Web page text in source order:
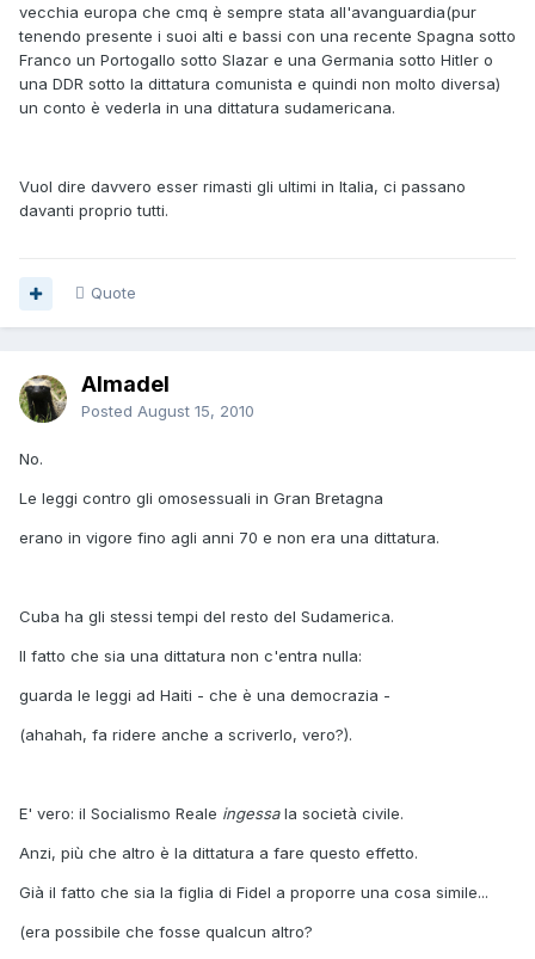
vecchia europa che cmq è sempre stata all'avanguardia(pur
tenendo presente i suoi alti e bassi con una recente Spagna sotto
Franco un Portogallo sotto Slazar e una Germania sotto Hitler o
una DDR sotto la dittatura comunista e quindi non molto diversa)
un conto è vederla in una dittatura sudamericana.
Vuol dire davvero esser rimasti gli ultimi in Italia, ci passano
davanti proprio tutti.
Quote
Almadel
Posted August 15, 2010
No.
Le leggi contro gli omosessuali in Gran Bretagna
erano in vigore fino agli anni 70 e non era una dittatura.
Cuba ha gli stessi tempi del resto del Sudamerica.
Il fatto che sia una dittatura non c'entra nulla:
guarda le leggi ad Haiti - che è una democrazia -
(ahahah, fa ridere anche a scriverlo, vero?).
E' vero: il Socialismo Reale ingessala società civile.
Anzi, più che altro è la dittatura a fare questo effetto.
Già il fatto che sia la figlia di Fidel a proporre una cosa simile...
(era possibile che fosse qualcun altro?